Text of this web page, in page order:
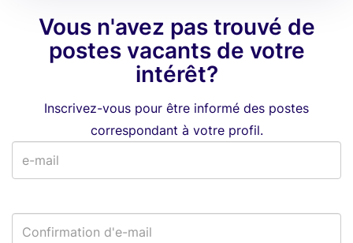
Vous n'avez pas trouvé de
postes vacants de votre
intérêt?
Inscrivez-vous pour être informé des postes
correspondant à votre profil.